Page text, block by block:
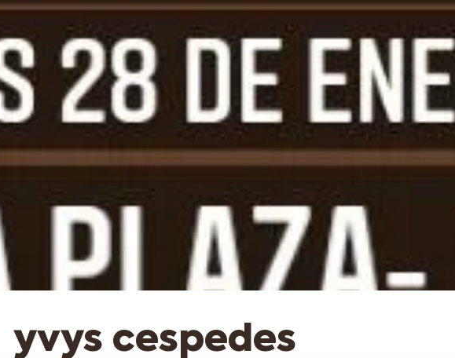
yvys cespedes